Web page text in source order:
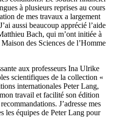
à plusieurs reprises au cours
de mes travaux a largement
aussi beaucoup apprécié l’aide
Bach, qui m’ont initiée à
des Sciences de l’Homme
aux professeurs Ina Ulrike
scientifiques de la collection «
internationales Peter Lang,
travail et facilité son édition
J’adresse mes
les équipes de Peter Lang pour